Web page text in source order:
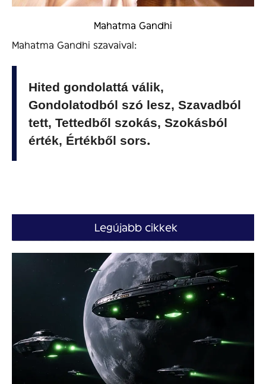
Mahatma Gandhi
Mahatma Gandhi szavaival:
Hited gondolattá válik,
Gondolatodból szó lesz, Szavadból
tett, Tettedből szokás, Szokásból
érték, Értékből sors.
Legújabb cikkek